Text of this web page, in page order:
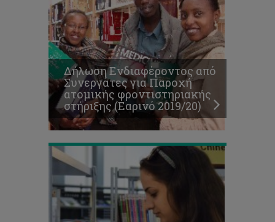
Δήλωση Ενδιαφέροντος από
Συνεργάτες για Παροχή
ατομικής φροντιστηριακής
στήριξης (Εαρινό 2019/20)
Πρόγραμμα
Εγγραφών
Εαρινού
Εξαμήνου
2019/20